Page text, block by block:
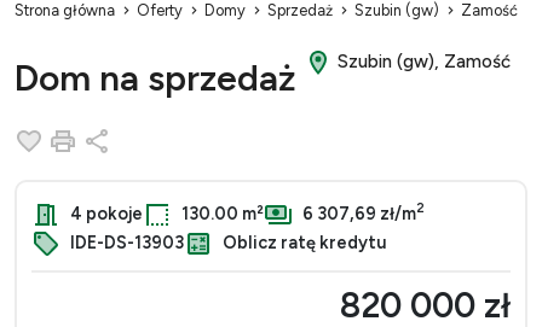
Strona główna Oferty Domy Sprzedaż Szubin (gw) Zamość
Dom na sprzedaż Szubin (gw), Zamość
Dodaj do ulubionych
Drukuj
4 pokoje 130.00 m² 6 307,69 zł/m2
IDE-DS-13903 Oblicz ratę kredytu
820 000 zł